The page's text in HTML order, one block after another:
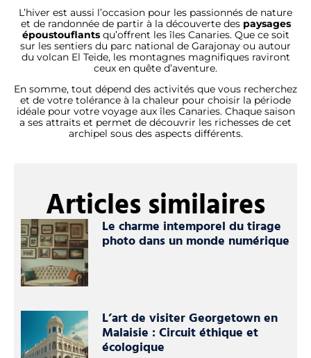
Articles similaires
Le charme intemporel du tirage
photo dans un monde numérique
L’art de visiter Georgetown en
Malaisie : Circuit éthique et
écologique
L’hiver est aussi l’occasion pour les passionnés de nature
et de randonnée de partir à la découverte des paysages
époustouflantsqu’offrent les îles Canaries. Que ce soit
sur les sentiers du parc national de Garajonay ou autour
du volcan El Teide, les montagnes magnifiques raviront
ceux en quête d’aventure.
En somme, tout dépend des activités que vous recherchez
et de votre tolérance à la chaleur pour choisir la période
idéale pour votre voyage aux îles Canaries. Chaque saison
a ses attraits et permet de découvrir les richesses de cet
archipel sous des aspects différents.